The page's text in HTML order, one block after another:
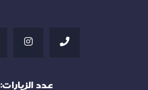
عدد الزيارات: